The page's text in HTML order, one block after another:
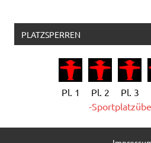
PLATZSPERREN
Pl. 1 Pl. 2 Pl. 3
-